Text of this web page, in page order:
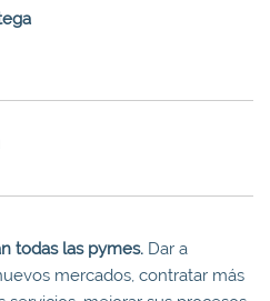
todas las pymes. Dar a
mercados, contratar más